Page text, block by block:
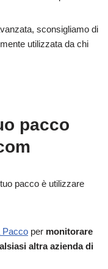
sconsigliamo di
utilizzata da chi
pacco
pacco è utilizzare
Pacco per monitorare
altra azienda di